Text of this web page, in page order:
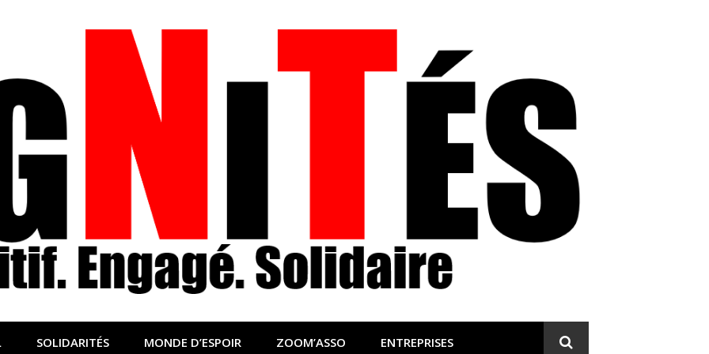
sociale, solidaire et engagée
SOLIDARITÉS MONDE D’ESPOIR ZOOM’ASSO ENTREPRISES